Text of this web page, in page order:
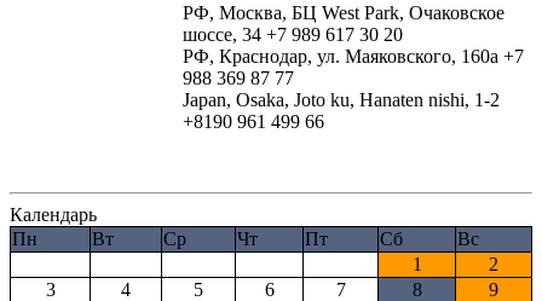
РФ, Москва, БЦ West Park, Очаковское
шоссе, 34 +7 989 617 30 20
РФ, Краснодар, ул. Маяковского, 160а +7
988 369 87 77
Japan, Osaka, Joto ku, Hanaten nishi, 1-2
+8190 961 499 66
Календарь
Пн
Вт Ср Чт Пт Сб
Вс
1
2
3
4 5 6 7 8
9